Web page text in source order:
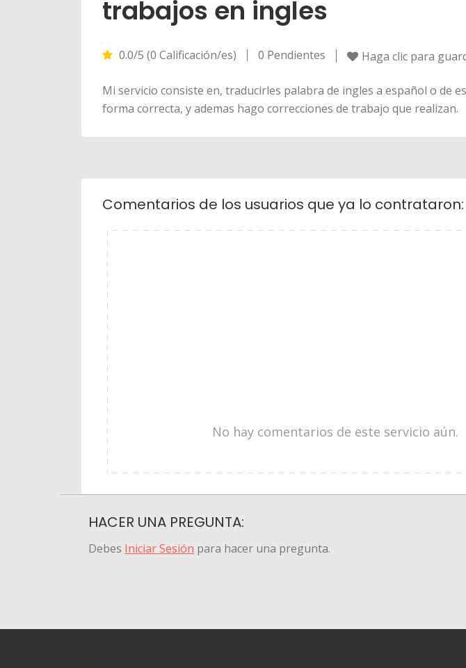
trabajos en ingles
0.0/5 (0 Calificación/es) 0 Pendientes Haga clic para
Mi servicio consiste en, traducirles palabra de ingles a español o de
forma correcta, y ademas hago correcciones de trabajo que realizan.
Comentarios de los usuarios que ya lo contrataron:
No hay comentarios de este servicio aún.
HACER UNA PREGUNTA:
Debes Iniciar Sesión para hacer una pregunta.